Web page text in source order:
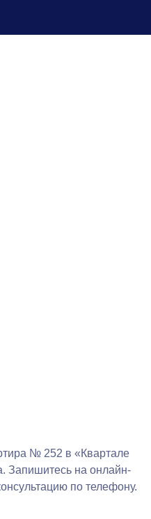
№ 252 в «Квартале
Запишитесь на онлайн-
по телефону.